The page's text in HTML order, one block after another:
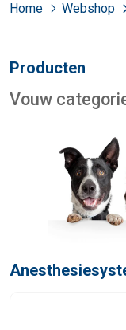
Home Webshop
Producten
Vouw